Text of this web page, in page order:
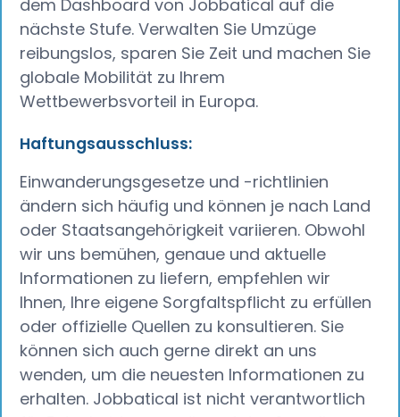
dem Dashboard von Jobbatical auf die
nächste Stufe. Verwalten Sie Umzüge
reibungslos, sparen Sie Zeit und machen Sie
globale Mobilität zu Ihrem
Wettbewerbsvorteil in Europa.
Haftungsausschluss:
Einwanderungsgesetze und -richtlinien
ändern sich häufig und können je nach Land
oder Staatsangehörigkeit variieren. Obwohl
wir uns bemühen, genaue und aktuelle
Informationen zu liefern, empfehlen wir
Ihnen, Ihre eigene Sorgfaltspflicht zu erfüllen
oder offizielle Quellen zu konsultieren. Sie
können sich auch gerne direkt an uns
wenden, um die neuesten Informationen zu
erhalten. Jobbatical ist nicht verantwortlich